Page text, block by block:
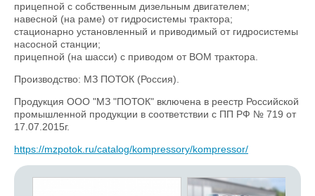
прицепной с собственным дизельным двигателем;
навесной (на раме) от гидросистемы трактора;
стационарно установленный и приводимый от гидросистемы
насосной станции;
прицепной (на шасси) с приводом от ВОМ трактора.
Производство: МЗ ПОТОК (Россия).
Продукция ООО "МЗ "ПОТОК" включена в реестр Российской
промышленной продукции в соответствии с ПП РФ № 719 от
17.07.2015г.
https://mzpotok.ru/catalog/kompressory/kompressor/